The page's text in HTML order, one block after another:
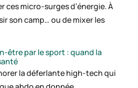
ces micro-surges d’énergie. À
son camp… ou de mixer les
être par le sport : quand la
la déferlante high-tech qui